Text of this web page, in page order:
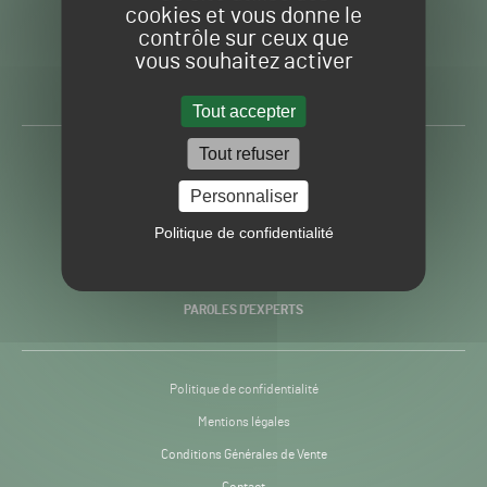
cookies et vous donne le
contrôle sur ceux que
vous souhaitez activer
Tout accepter
Tout refuser
Personnaliser
Politique de confidentialité
Gazon
Sport
H24
-
Toute l’info autour du
PRATIQUES
PAROLES D’EXPERTS
Politique de confidentialité
Mentions légales
Conditions Générales de Vente